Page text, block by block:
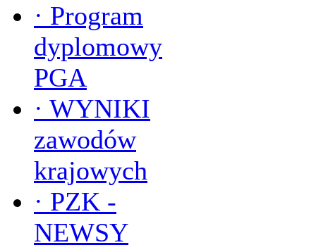
· Program
dyplomowy
PGA
· WYNIKI
zawodów
krajowych
· PZK -
NEWSY